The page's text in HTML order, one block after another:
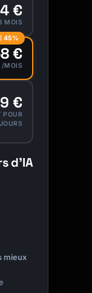
€
MOIS
45%
€
/MOIS
€
POUR
d'IA
mieux